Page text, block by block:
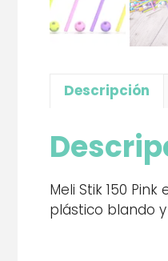
Descripción
Meli Stik 150
plástico blando